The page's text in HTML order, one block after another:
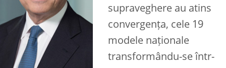
supraveghere au atins
convergența, cele 19
modele naționale
transformându-se într-